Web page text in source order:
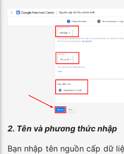
2. Tên và phương thức nhập
Bạn nhập tên nguồn cấp dữ